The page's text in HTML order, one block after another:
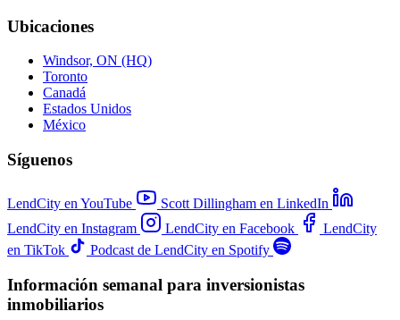
Ubicaciones
Windsor, ON (HQ)
Toronto
Canadá
Estados Unidos
México
Síguenos
LendCity en YouTube
Scott Dillingham en LinkedIn
LendCity en Instagram
LendCity en Facebook
LendCity
en TikTok
Podcast de LendCity en Spotify
Información semanal para inversionistas
inmobiliarios